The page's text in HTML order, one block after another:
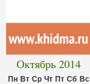
Октябрь 2014
Пн Вт Ср Чт Пт Сб Вс